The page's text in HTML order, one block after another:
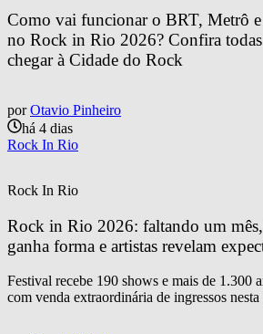
Como vai funcionar o BRT, Metrô e
no Rock in Rio 2026? Confira todas
chegar à Cidade do Rock
por Otavio Pinheiro
há 4 dias
Rock In Rio
Rock In Rio
Rock in Rio 2026: faltando um
ganha forma e artistas revelam
Festival recebe 190 shows e mais de 1.300
com venda extraordinária de ingressos